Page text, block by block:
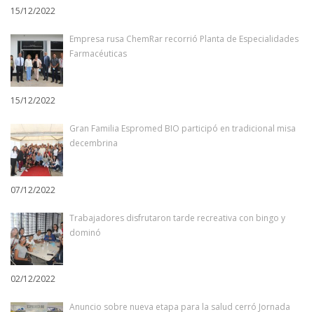
15/12/2022
Empresa rusa ChemRar recorrió Planta de Especialidades
Farmacéuticas
15/12/2022
Gran Familia Espromed BIO participó en tradicional misa
decembrina
07/12/2022
Trabajadores disfrutaron tarde recreativa con bingo y
dominó
02/12/2022
Anuncio sobre nueva etapa para la salud cerró Jornada